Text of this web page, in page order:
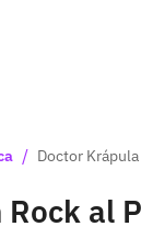
/ Doctor
al